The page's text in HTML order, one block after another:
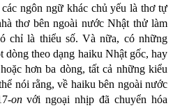
ngôn ngữ khác chủ yếu là thơ tự
thơ bên ngoài nước Nhật thử làm
chỉ là thiểu số. Và nữa, có những
theo dạng haiku Nhật gốc, hay
hơn ba dòng, tất cả những kiểu
nói rằng, về haiku bên ngoài nước
onvới ngoại nhịp đã chuyển hóa